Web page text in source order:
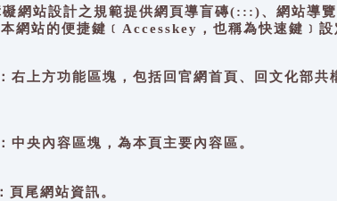
網站設計之規範提供網頁導盲磚(:::)、網站導
站的便捷鍵﹝Accesskey，也稱為快速鍵﹞設
方功能區塊，包括回官網首頁、回文化部共
內容區塊，為本頁主要內容區。
尾網站資訊。